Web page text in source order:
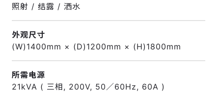
照射 / 结露 / 洒水
外观尺寸
(W)1400mm × (D)1200mm × (H)1800mm
所需电源
21kVA ( 三相, 200V, 50／60Hz, 60A )